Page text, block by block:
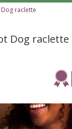
raclette
Dog raclette